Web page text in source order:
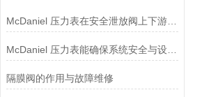
McDaniel 压力表在安全泄放阀上下游压力监测中的应用
McDaniel 压力表能确保系统安全与设备寿命延长
隔膜阀的作用与故障维修